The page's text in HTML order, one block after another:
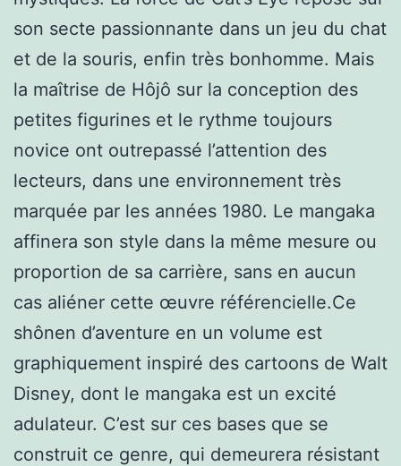
son secte passionnante dans un jeu du chat
et de la souris, enfin très bonhomme. Mais
la maîtrise de Hôjô sur la conception des
petites figurines et le rythme toujours
novice ont outrepassé l’attention des
lecteurs, dans une environnement très
marquée par les années 1980. Le mangaka
affinera son style dans la même mesure ou
proportion de sa carrière, sans en aucun
cas aliéner cette œuvre référencielle.Ce
shônen d’aventure en un volume est
graphiquement inspiré des cartoons de Walt
Disney, dont le mangaka est un excité
adulateur. C’est sur ces bases que se
construit ce genre, qui demeurera résistant